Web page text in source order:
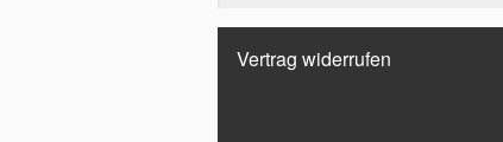
Vertrag widerrufen